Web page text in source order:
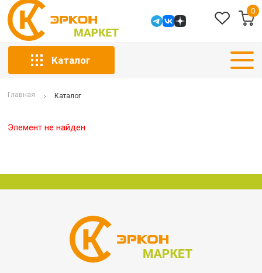
0
Каталог
Главная Каталог
Элемент не найден